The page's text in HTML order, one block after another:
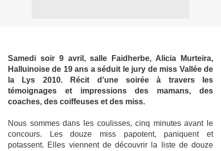
Samedi soir 9 avril, salle Faidherbe, Alicia Murteira,
Halluinoise de 19 ans a séduit le jury de miss Vallée de
la Lys 2010. Récit d'une soirée à travers les
témoignages et impressions des mamans, des
coaches, des coiffeuses et des miss.
Nous sommes dans les coulisses, cinq minutes avant le
concours. Les douze miss papotent, paniquent et
potassent. Elles viennent de découvrir la liste de douze